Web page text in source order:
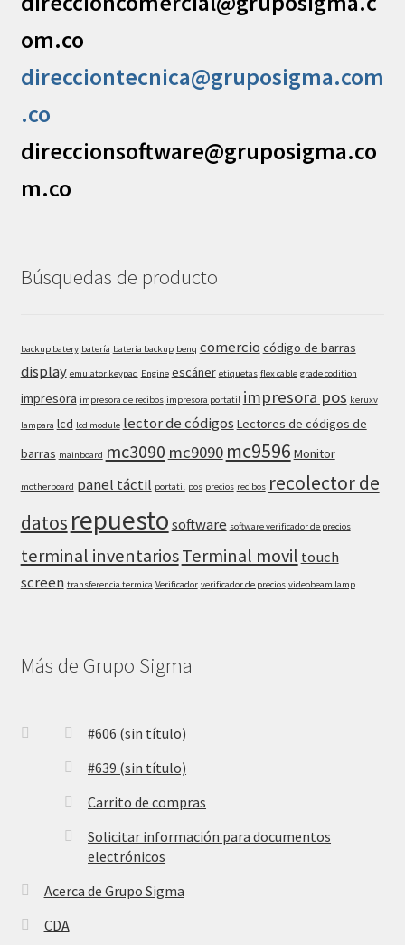
om.co
direcciontecnica@gruposigma.com
.co
direccionsoftware@gruposigma.co
m.co
Búsquedas de producto
backup batery batería batería backup benq comercio código de barras
display emulator keypad Engine escáner etiquetas flex cable grade codition
impresora impresora de recibos impresora portatil impresora pos keruxv
lampara lcd lcd module lector de códigos Lectores de códigos de
barras mainboard mc3090 mc9090 mc9596 Monitor
motherboard panel táctil portatil pos precios recibos recolector de
datos repuestosoftware software verificador de precios
terminal inventariosTerminal movil touch
screen transferencia termica Verificador verificador de precios videobeam lamp
Más de Grupo Sigma
#606 (sin título)
#639 (sin título)
Carrito de compras
Solicitar información para documentos
electrónicos
Acerca de Grupo Sigma
CDA